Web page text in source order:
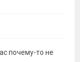
почему-то не